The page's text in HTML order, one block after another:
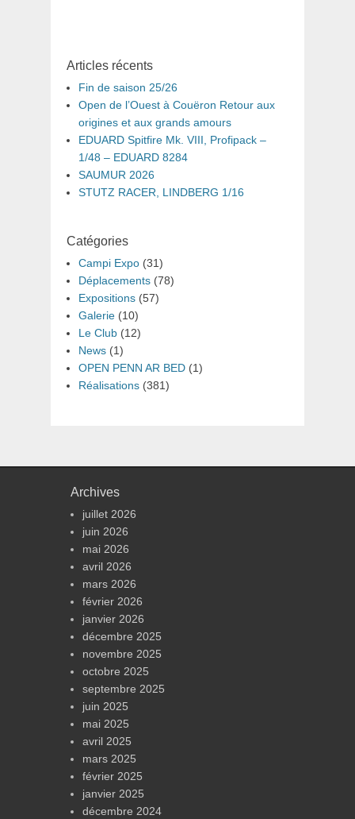
Articles récents
Fin de saison 25/26
Open de l’Ouest à Couëron Retour aux
origines et aux grands amours
EDUARD Spitfire Mk. VIII, Profipack –
1/48 – EDUARD 8284
SAUMUR 2026
STUTZ RACER, LINDBERG 1/16
Catégories
Campi Expo (31)
Déplacements (78)
Expositions (57)
Galerie (10)
Le Club (12)
News (1)
OPEN PENN AR BED (1)
Réalisations (381)
Archives
juillet 2026
juin 2026
mai 2026
avril 2026
mars 2026
février 2026
janvier 2026
décembre 2025
novembre 2025
octobre 2025
septembre 2025
juin 2025
mai 2025
avril 2025
mars 2025
février 2025
janvier 2025
décembre 2024